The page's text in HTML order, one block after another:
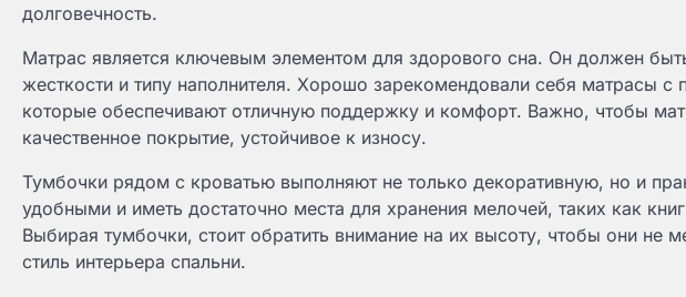
долговечность.
Матрас является ключевым элементом для здорового сна. Он должен
жесткости и типу наполнителя. Хорошо зарекомендовали себя матрасы
которые обеспечивают отличную поддержку и комфорт. Важно, чтобы
качественное покрытие, устойчивое к износу.
Тумбочки рядом с кроватью выполняют не только декоративную, но и
удобными и иметь достаточно места для хранения мелочей, таких как
Выбирая тумбочки, стоит обратить внимание на их высоту, чтобы они не
стиль интерьера спальни.